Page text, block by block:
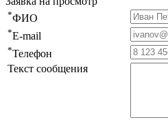
*ФИО
*E-mail
*Телефон
Текст сообщения